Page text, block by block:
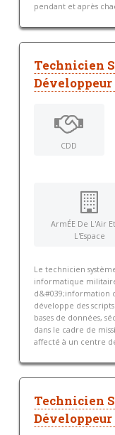
pendant et après
Technicien
CDD
ArmÉE De L'Air
L'Espace
Le technicien
informatique
d&#039;information
développe des
bases de données,
dans le cadre de
affecté à un centre
Technicien